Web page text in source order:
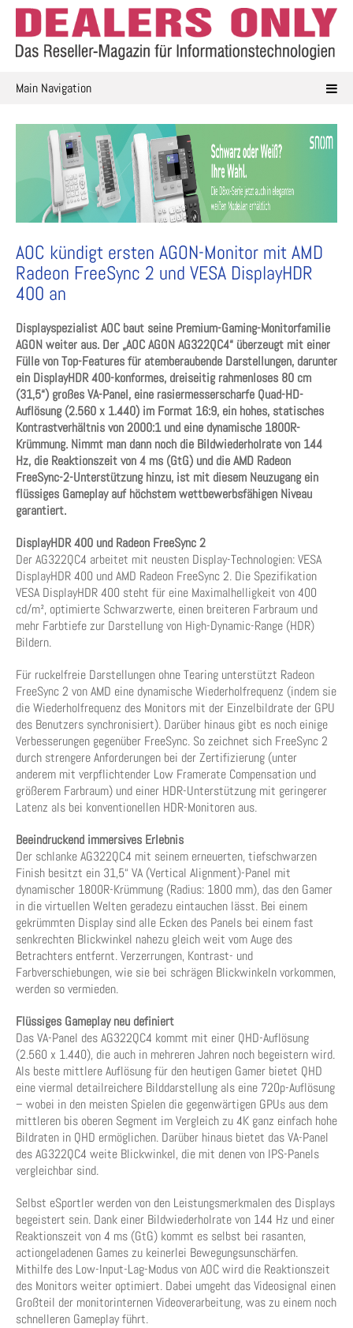
Skip
content
Main Navigation
AOC kündigt ersten AGON-Monitor mit AMD
Radeon FreeSync 2 und VESA DisplayHDR
400 an
Displayspezialist AOC baut seine Premium-Gaming-Monitorfamilie
AGON weiter aus. Der „AOC AGON AG322QC4“ überzeugt mit einer
Fülle von Top-Features für atemberaubende Darstellungen, darunter
ein DisplayHDR 400-konformes, dreiseitig rahmenloses 80 cm
(31,5“) großes VA-Panel, eine rasiermesserscharfe Quad-HD-
Auflösung (2.560 x 1.440) im Format 16:9, ein hohes, statisches
Kontrastverhältnis von 2000:1 und eine dynamische 1800R-
Krümmung. Nimmt man dann noch die Bildwiederholrate von 144
Hz, die Reaktionszeit von 4 ms (GtG) und die AMD Radeon
FreeSync-2-Unterstützung hinzu, ist mit diesem Neuzugang ein
flüssiges Gameplay auf höchstem wettbewerbsfähigen Niveau
garantiert.
DisplayHDR 400 und Radeon FreeSync 2
Der AG322QC4 arbeitet mit neusten Display-Technologien: VESA
DisplayHDR 400 und AMD Radeon FreeSync 2. Die Spezifikation
VESA DisplayHDR 400 steht für eine Maximalhelligkeit von 400
cd/m², optimierte Schwarzwerte, einen breiteren Farbraum und
mehr Farbtiefe zur Darstellung von High-Dynamic-Range (HDR)
Bildern.
Für ruckelfreie Darstellungen ohne Tearing unterstützt Radeon
FreeSync 2 von AMD eine dynamische Wiederholfrequenz (indem sie
die Wiederholfrequenz des Monitors mit der Einzelbildrate der GPU
des Benutzers synchronisiert). Darüber hinaus gibt es noch einige
Verbesserungen gegenüber FreeSync. So zeichnet sich FreeSync 2
durch strengere Anforderungen bei der Zertifizierung (unter
anderem mit verpflichtender Low Framerate Compensation und
größerem Farbraum) und einer HDR-Unterstützung mit geringerer
Latenz als bei konventionellen HDR-Monitoren aus.
Beeindruckend immersives Erlebnis
Der schlanke AG322QC4 mit seinem erneuerten, tiefschwarzen
Finish besitzt ein 31,5“ VA (Vertical Alignment)-Panel mit
dynamischer 1800R-Krümmung (Radius: 1800 mm), das den Gamer
in die virtuellen Welten geradezu eintauchen lässt. Bei einem
gekrümmten Display sind alle Ecken des Panels bei einem fast
senkrechten Blickwinkel nahezu gleich weit vom Auge des
Betrachters entfernt. Verzerrungen, Kontrast- und
Farbverschiebungen, wie sie bei schrägen Blickwinkeln vorkommen,
werden so vermieden.
Flüssiges Gameplay neu definiert
Das VA-Panel des AG322QC4 kommt mit einer QHD-Auflösung
(2.560 x 1.440), die auch in mehreren Jahren noch begeistern wird.
Als beste mittlere Auflösung für den heutigen Gamer bietet QHD
eine viermal detailreichere Bilddarstellung als eine 720p-Auflösung
– wobei in den meisten Spielen die gegenwärtigen GPUs aus dem
mittleren bis oberen Segment im Vergleich zu 4K ganz einfach hohe
Bildraten in QHD ermöglichen. Darüber hinaus bietet das VA-Panel
des AG322QC4 weite Blickwinkel, die mit denen von IPS-Panels
vergleichbar sind.
Selbst eSportler werden von den Leistungsmerkmalen des Displays
begeistert sein. Dank einer Bildwiederholrate von 144 Hz und einer
Reaktionszeit von 4 ms (GtG) kommt es selbst bei rasanten,
actiongeladenen Games zu keinerlei Bewegungsunschärfen.
Mithilfe des Low-Input-Lag-Modus von AOC wird die Reaktionszeit
des Monitors weiter optimiert. Dabei umgeht das Videosignal einen
Großteil der monitorinternen Videoverarbeitung, was zu einem noch
schnelleren Gameplay führt.